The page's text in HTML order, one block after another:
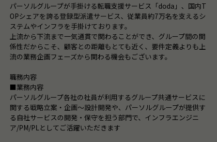
パーソルグループが手掛ける転職支援サービス「doda」、国内T
OPシェアを誇る登録型派遣サービス、従業員約7万名を支えるシ
ステムやインフラを手掛けております。
上流から下流まで一気通貫で関わることができ、グループ間の関
係性だからこそ、顧客との距離もとても近く、要件定義よりも上
流の業務企画フェーズから関わる機会もございます。
職務内容
■業務内容
パーソルグループ各社の社員が利用するグループ共通サービスに
関する戦略立案・企画～設計開発や、パーソルグループが提供す
る自社サービスの開発・保守を担う部門で、インフラエンジニ
ア/PM/PLとしてご活躍いただきます